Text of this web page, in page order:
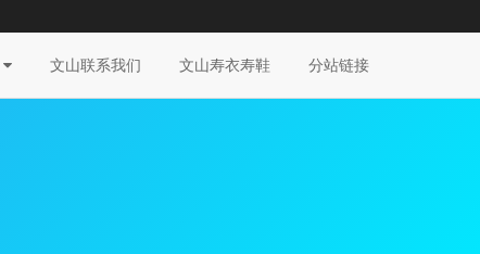
文山联系我们 文山寿衣寿鞋 分站链接